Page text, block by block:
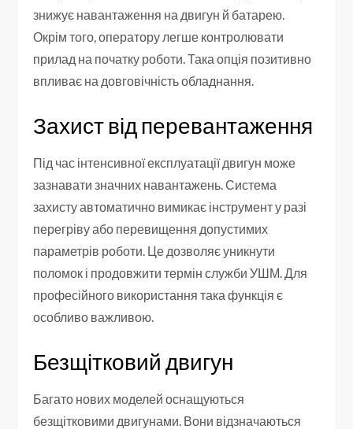
знижує навантаження на двигун й батарею.
Окрім того, оператору легше контролювати
прилад на початку роботи. Така опція позитивно
впливає на довговічність обладнання.
Захист від перевантаження
Під час інтенсивної експлуатації двигун може
зазнавати значних навантажень. Система
захисту автоматично вимикає інструмент у разі
перегріву або перевищення допустимих
параметрів роботи. Це дозволяє уникнути
поломок і продовжити термін служби УШМ. Для
професійного використання така функція є
особливо важливою.
Безщітковий двигун
Багато нових моделей оснащуються
безщітковими двигунами. Вони відзначаються